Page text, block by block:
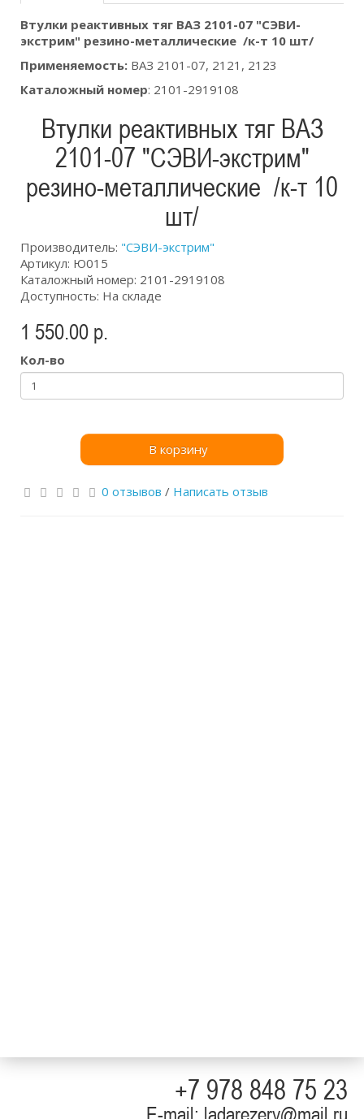
Втулки реактивных тяг ВАЗ 2101-07 "СЭВИ-
экстрим" резино-металлические /к-т 10 шт/
Применяемость: ВАЗ 2101-07, 2121, 2123
Каталожный номер: 2101-2919108
Втулки реактивных тяг ВАЗ
2101-07 "СЭВИ-экстрим"
резино-металлические /к-т 10
шт/
Производитель: "СЭВИ-экстрим"
Артикул: Ю015
Каталожный номер: 2101-2919108
Доступность: На складе
1 550.00 р.
Кол-во
В корзину
0 отзывов / Написать отзыв
+7 978 848 75 23
E-mail: ladarezerv@mail.ru